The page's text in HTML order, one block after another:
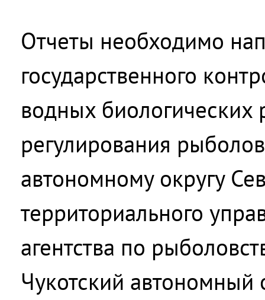
Отчеты необходимо
государственного
водных биологических
регулирования
автономному округу
территориального
агентства по
Чукотский автономный